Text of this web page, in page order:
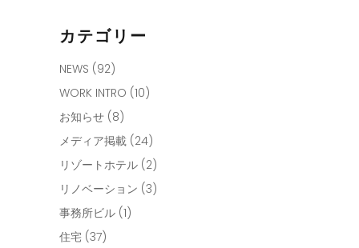
カテゴリー
NEWS (92)
WORK INTRO (10)
お知らせ (8)
メディア掲載 (24)
リゾートホテル (2)
リノベーション (3)
事務所ビル (1)
住宅 (37)